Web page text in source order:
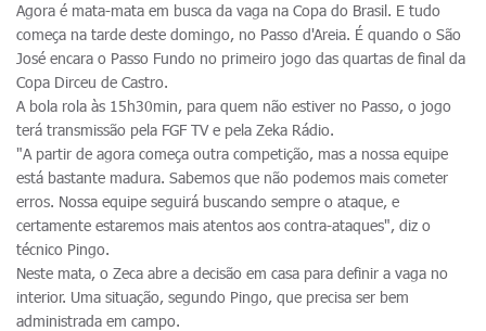
Agora é mata-mata em busca da vaga na Copa do Brasil. E tudo
começa na tarde deste domingo, no Passo d'Areia. É quando o São
José encara o Passo Fundo no primeiro jogo das quartas de final da
Copa Dirceu de Castro.
A bola rola às 15h30min, para quem não estiver no Passo, o jogo
terá transmissão pela FGF TV e pela Zeka Rádio.
"A partir de agora começa outra competição, mas a nossa equipe
está bastante madura. Sabemos que não podemos mais cometer
erros. Nossa equipe seguirá buscando sempre o ataque, e
certamente estaremos mais atentos aos contra-ataques", diz o
técnico Pingo.
Neste mata, o Zeca abre a decisão em casa para definir a vaga no
interior. Uma situação, segundo Pingo, que precisa ser bem
administrada em campo.